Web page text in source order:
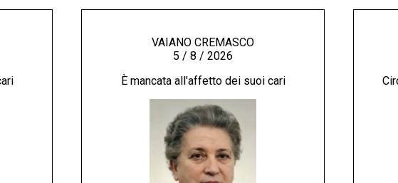
VAIANO CREMASCO
5 / 8 / 2026
È mancata all'affetto dei suoi cari